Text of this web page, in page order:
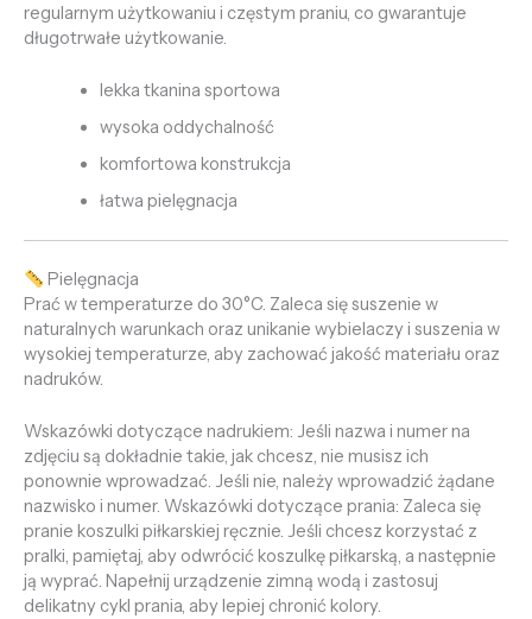
regularnym użytkowaniu i częstym praniu, co gwarantuje
długotrwałe użytkowanie.
lekka tkanina sportowa
wysoka oddychalność
komfortowa konstrukcja
łatwa pielęgnacja
Pielęgnacja
Prać w temperaturze do 30°C. Zaleca się suszenie w
naturalnych warunkach oraz unikanie wybielaczy i suszenia w
wysokiej temperaturze, aby zachować jakość materiału oraz
nadruków.
Wskazówki dotyczące nadrukiem: Jeśli nazwa i numer na
zdjęciu są dokładnie takie, jak chcesz, nie musisz ich
ponownie wprowadzać. Jeśli nie, należy wprowadzić żądane
nazwisko i numer. Wskazówki dotyczące prania: Zaleca się
pranie koszulki piłkarskiej ręcznie. Jeśli chcesz korzystać z
pralki, pamiętaj, aby odwrócić koszulkę piłkarską, a następnie
ją wyprać. Napełnij urządzenie zimną wodą i zastosuj
delikatny cykl prania, aby lepiej chronić kolory.